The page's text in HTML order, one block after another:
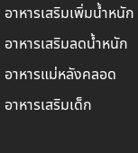
อาหารเสริมเพิ่มน้ำหนัก
อาหารเสริมลดน้ำหนัก
อาหารแม่หลังคลอด
อาหารเสริมเด็ก